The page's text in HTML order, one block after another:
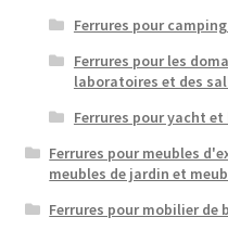
Ferrures pour
Ferrures pour les
laboratoires et des
Ferrures pour yacht
Ferrures pour meubles
meubles de jardin et
Ferrures pour mobilier de